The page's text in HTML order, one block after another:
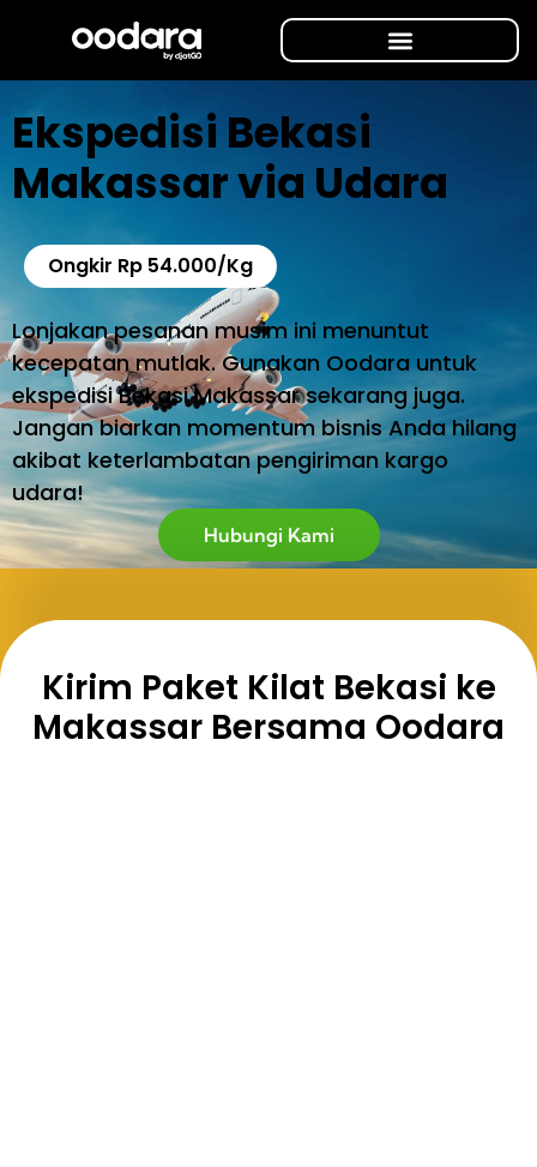
Ekspedisi Bekasi
Makassar via Udara
Ongkir Rp 54.000/Kg
Lonjakan pesanan musim ini menuntut
kecepatan mutlak. Gunakan Oodara untuk
ekspedisi Bekasi Makassar sekarang juga.
Jangan biarkan momentum bisnis Anda hilang
akibat keterlambatan pengiriman kargo
udara!
Hubungi Kami
Kirim Paket Kilat Bekasi ke
Makassar Bersama Oodara